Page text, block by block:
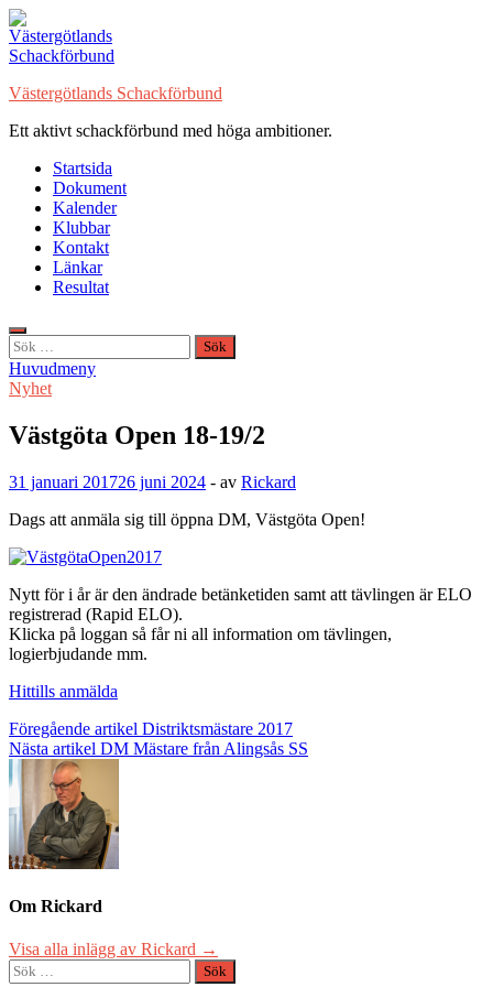
Hoppa
till
innehåll
Västergötlands Schackförbund
Ett aktivt schackförbund med höga ambitioner.
Startsida
Dokument
Kalender
Klubbar
Kontakt
Länkar
Resultat
Sök
efter:
Huvudmeny
Nyhet
Västgöta Open 18-19/2
31 januari 201726 juni 2024 - av Rickard
Dags att anmäla sig till öppna DM, Västgöta Open!
Nytt för i år är den ändrade betänketiden samt att tävlingen är ELO
registrerad (Rapid ELO).
Klicka på loggan så får ni all information om tävlingen,
logierbjudande mm.
Hittills anmälda
Inläggsnavigering
Föregående artikel Distriktsmästare 2017
Nästa artikel DM Mästare från Alingsås SS
Om Rickard
Visa alla inlägg av Rickard →
Sök